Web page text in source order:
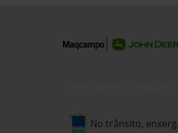
No trânsito,